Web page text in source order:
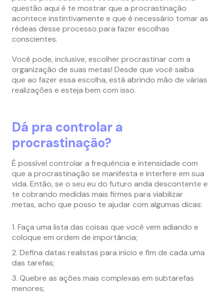
questão aqui é te mostrar que a procrastinação
acontece instintivamente e que é necessário tomar as
rédeas desse processo para fazer escolhas
conscientes.
Você pode, inclusive, escolher procrastinar com a
organização de suas metas! Desde que você saiba
que ao fazer essa escolha, está abrindo mão de várias
realizações e esteja bem com isso.
Dá pra controlar a
procrastinação?
É possível controlar a frequência e intensidade com
que a procrastinação se manifesta e interfere em sua
vida. Então, se o seu eu do futuro anda descontente e
te cobrando medidas mais firmes para viabilizar
metas, acho que posso te ajudar com algumas dicas:
Faça uma lista das coisas que você vem adiando e
coloque em ordem de importância;
Defina datas realistas para início e fim de cada uma
das tarefas;
Quebre as ações mais complexas em subtarefas
menores;